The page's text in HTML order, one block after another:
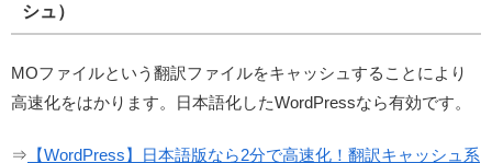
シュ）
MOファイルという翻訳ファイルをキャッシュすることにより
高速化をはかります。日本語化したWordPressなら有効です。
⇒ 【WordPress】日本語版なら2分で高速化！翻訳キャッシュ系